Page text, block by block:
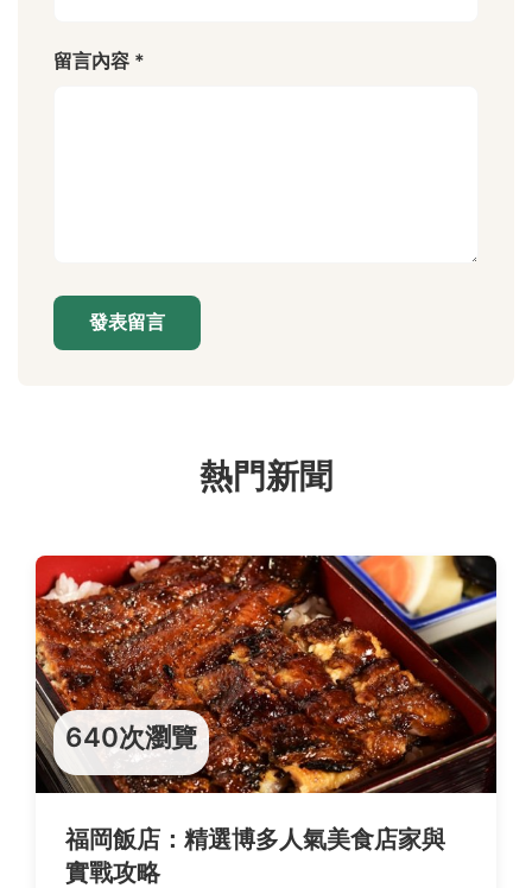
留言內容 *
發表留言
熱門新聞
640次瀏覽
福岡飯店：精選博多人氣美食店家與
實戰攻略